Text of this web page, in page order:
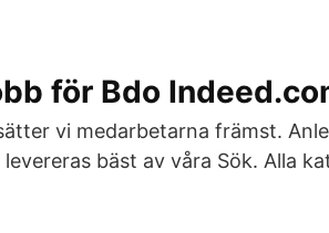
för Bdo
vi medarbetarna främst.
bäst av våra Sök. Alla